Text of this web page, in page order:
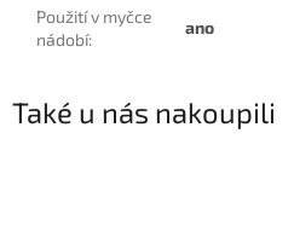
Použití v myčce
nádobí:
ano
Také u nás nakoupili